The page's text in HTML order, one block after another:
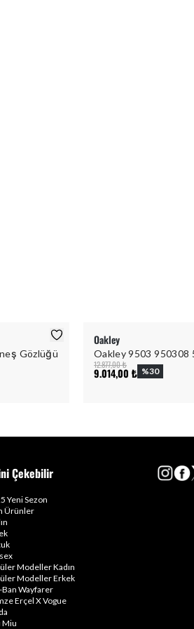
Gözlüğü
Oakley
Oakley 9503 950308
12.877,00 ₺
9.014,00 ₺ %30
Çekebilir
Yeni Sezon
Ürünler
Modeller Kadın
Modeller Erkek
Ban Wayfarer
Erçel X Vogue
Miu